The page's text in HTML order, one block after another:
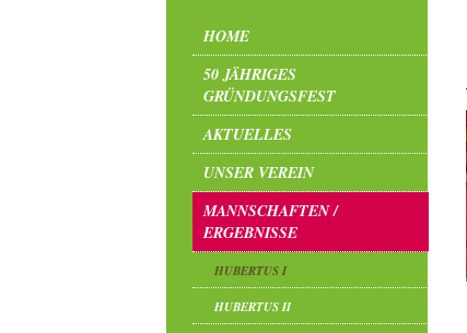
HOME
50 JÄHRIGES
GRÜNDUNGSFEST
AKTUELLES
UNSER VEREIN
MANNSCHAFTEN /
ERGEBNISSE
HUBERTUS I
HUBERTUS II